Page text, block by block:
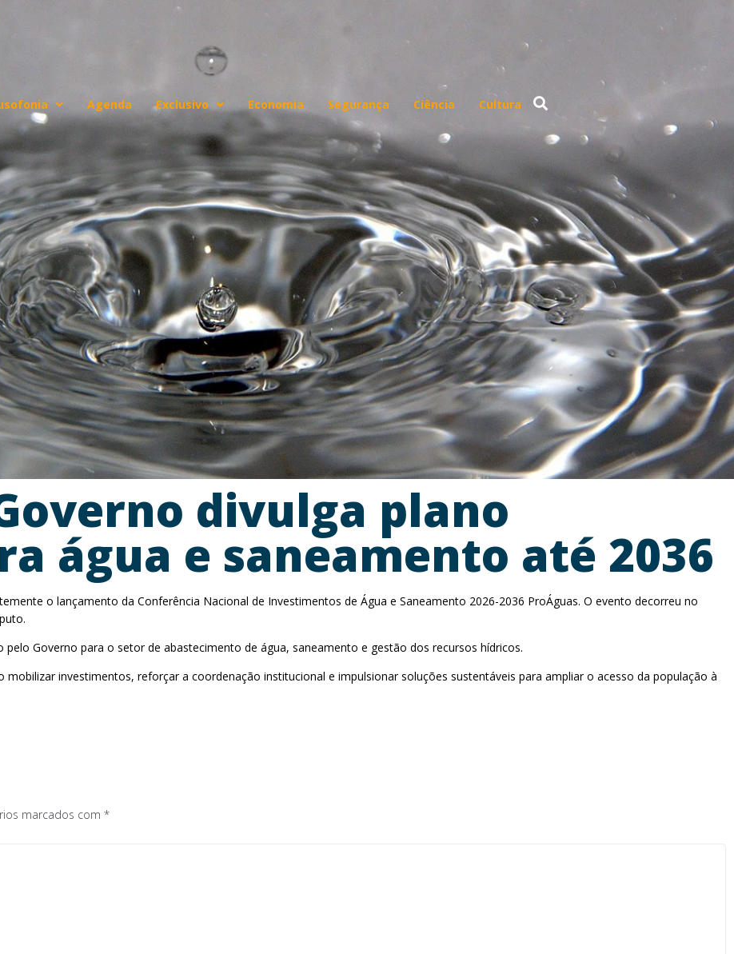
Agenda Exclusivo Economia Segurança Ciência Cultura
divulga plano
água e saneamento até 2036
o lançamento da Conferência Nacional de Investimentos de Água e Saneamento 2026-2036 ProÁguas. O evento decorreu no
Governo para o setor de abastecimento de água, saneamento e gestão dos recursos hídricos.
investimentos, reforçar a coordenação institucional e impulsionar soluções sustentáveis para ampliar o acesso da população à
marcados com *